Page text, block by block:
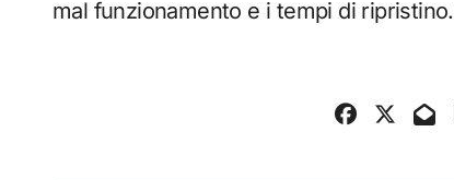
mal funzionamento e i tempi di ripristino.